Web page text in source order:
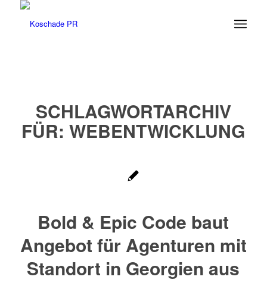
SCHLAGWORTARCHIV
FÜR:WEBENTWICKLUNG
Bold & Epic Code baut
Angebot für Agenturen mit
Standort in Georgien aus